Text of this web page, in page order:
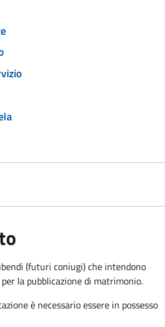
(futuri coniugi) che intendono
la pubblicazione di matrimonio.
è necessario essere in possesso